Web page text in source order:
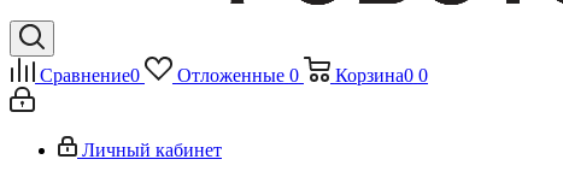
Сравнение0 Отложенные 0 Корзина0 0
Личный кабинет